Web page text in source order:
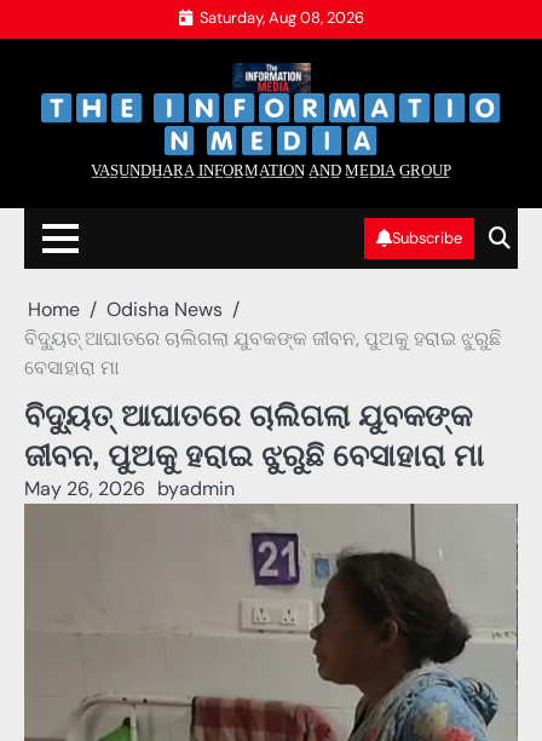
to
Saturday, Aug 08, 2026
V̲A̲S̲U̲N̲D̲H̲A̲R̲A̲ I̲N̲F̲O̲R̲M̲A̲T̲I̲O̲N̲ A̲N̲D̲ M̲E̲D̲I̲A̲ G̲R̲O̲U̲P̲
Subscribe
Home
Odisha News
ବିଦ୍ୟୁତ୍‌ ଆଘାତରେ ଚାଲିଗଲା ଯୁବକଙ୍କ ଜୀବନ, ପୁଅକୁ ହରାଇ ଝୁରୁଛି
ବେସାହାରା ମା
ବିଦ୍ୟୁତ୍‌ ଆଘାତରେ ଚାଲିଗଲା ଯୁବକଙ୍କ
ଜୀବନ, ପୁଅକୁ ହରାଇ ଝୁରୁଛି ବେସାହାରା ମା
May 26, 2026 byadmin